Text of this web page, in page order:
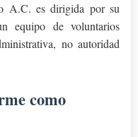
A.C. es dirigida por su
equipo de voluntarios
no autoridad
como